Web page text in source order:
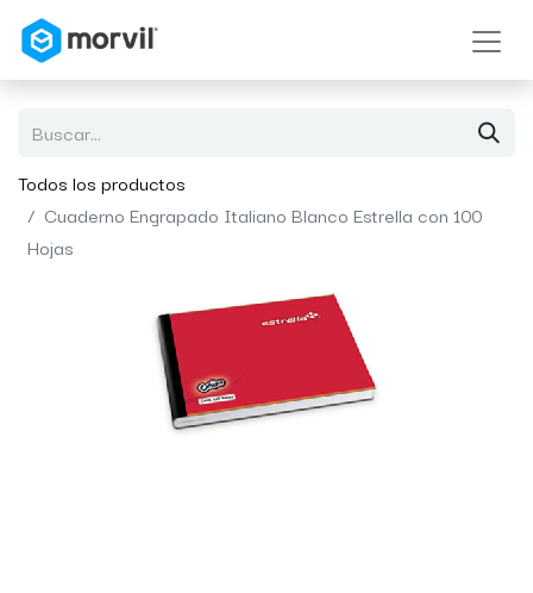
Todos los productos
Cuaderno Engrapado Italiano Blanco Estrella con 100
Hojas